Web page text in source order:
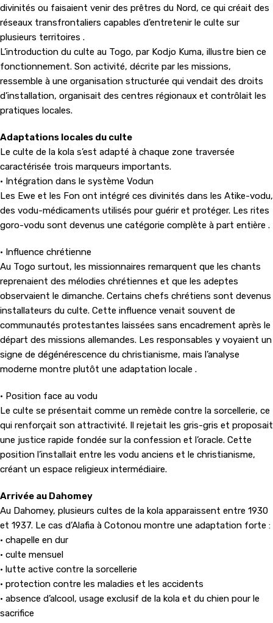
divinités ou faisaient venir des prêtres du Nord, ce qui créait des
réseaux transfrontaliers capables d’entretenir le culte sur
plusieurs territoires .
L’introduction du culte au Togo, par Kodjo Kuma, illustre bien ce
fonctionnement. Son activité, décrite par les missions,
ressemble à une organisation structurée qui vendait des droits
d’installation, organisait des centres régionaux et contrôlait les
pratiques locales.
Adaptations locales du culte
Le culte de la kola s’est adapté à chaque zone traversée
caractérisée trois marqueurs importants.
• Intégration dans le système Vodun
Les Ewe et les Fon ont intégré ces divinités dans les Atike-vodu,
des vodu-médicaments utilisés pour guérir et protéger. Les rites
goro-vodu sont devenus une catégorie complète à part entière .
• Influence chrétienne
Au Togo surtout, les missionnaires remarquent que les chants
reprenaient des mélodies chrétiennes et que les adeptes
observaient le dimanche. Certains chefs chrétiens sont devenus
installateurs du culte. Cette influence venait souvent de
communautés protestantes laissées sans encadrement après le
départ des missions allemandes. Les responsables y voyaient un
signe de dégénérescence du christianisme, mais l’analyse
moderne montre plutôt une adaptation locale .
• Position face au vodu
Le culte se présentait comme un remède contre la sorcellerie, ce
qui renforçait son attractivité. Il rejetait les gris-gris et proposait
une justice rapide fondée sur la confession et l’oracle. Cette
position l’installait entre les vodu anciens et le christianisme,
créant un espace religieux intermédiaire.
Arrivée au Dahomey
Au Dahomey, plusieurs cultes de la kola apparaissent entre 1930
et 1937. Le cas d’Alafia à Cotonou montre une adaptation forte :
• chapelle en dur
• culte mensuel
• lutte active contre la sorcellerie
• protection contre les maladies et les accidents
• absence d’alcool, usage exclusif de la kola et du chien pour le
sacrifice